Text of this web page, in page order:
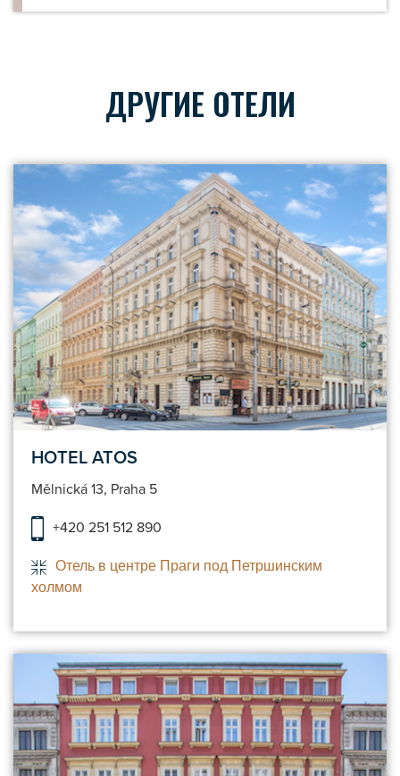
ДРУГИЕ ОТЕЛИ
HOTEL ATOS
Mělnická 13, Praha 5
+420 251 512 890
Отель в центре Праги под Петршинским
холмом